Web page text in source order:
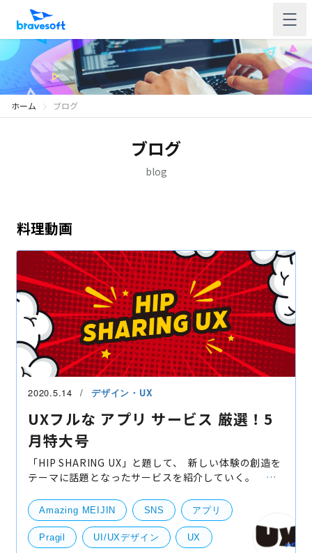
ホーム ブログ
ブログ
blog
料理動画
2020.5.14 デザイン・UX
UXフルな アプリ サービス 厳選！5
月特大号
「HIP SHARING UX」と題して、 新しい体験の創造を
テーマに話題となったサービスを紹介していく。 そ
AndroidiOS ●●名人！というよう
Amazing MEIJIN SNS アプリ
Pragil UI/UXデザイン UX